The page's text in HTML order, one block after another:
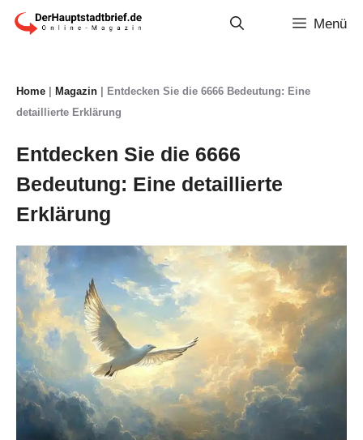
Zum
Menü
Home Magazin
Entdecken Sie die 6666 Bedeutung: Eine
detaillierte Erklärung
Entdecken Sie die 6666
Bedeutung: Eine detaillierte
Erklärung